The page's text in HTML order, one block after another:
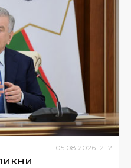
05 08 2026 12:12